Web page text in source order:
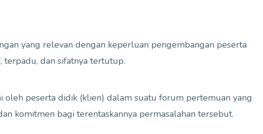
yang relevan dengan keperluan pengembangan peserta
terpadu, dan sifatnya tertutup.
peserta didik (klien) dalam suatu forum pertemuan yang
komitmen bagi terentaskannya permasalahan tersebut.